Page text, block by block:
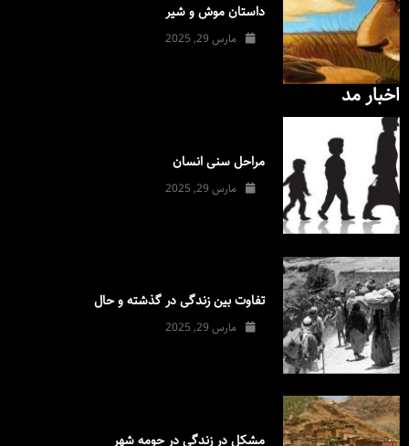
داستان موش و شیر
مارس 29, 2025
اخبار مد
مراحل سنی انسان
مارس 29, 2025
تفاوت بین زندگی در گذشته و حال
مارس 29, 2025
مشکل در زندگی در حومه شهر